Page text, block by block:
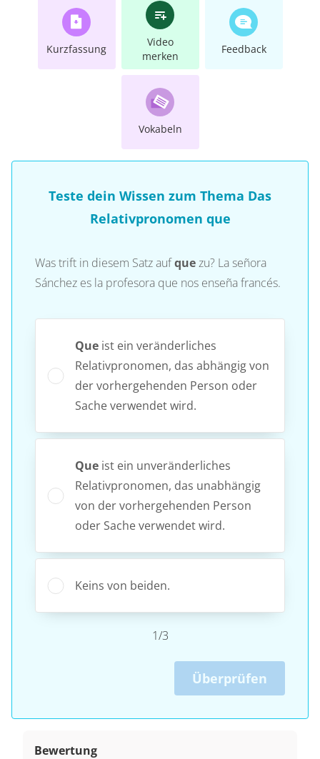
Kurzfassung
Video
merken
Feedback
Vokabeln
Teste dein Wissen zum Thema Das
Relativpronomen que
Was trift in diesem Satz aufquezu? La señora
Sánchez es la profesora que nos enseña francés.
Que ist ein veränderliches
Relativpronomen, das abhängig von
der vorhergehenden Person oder
Sache verwendet wird.
Que ist ein unveränderliches
Relativpronomen, das unabhängig
von der vorhergehenden Person
oder Sache verwendet wird.
Keins von beiden.
1/3
Überprüfen
Bewertung